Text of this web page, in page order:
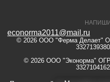
econorma2011@mail.ru
© 2026 ООО "Ферма Делает"
© 2026 ООО "Эконорма"